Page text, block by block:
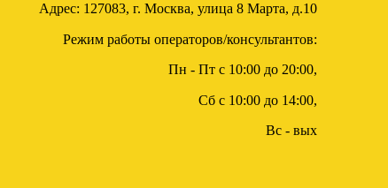
Адрес: 127083, г. Москва, улица 8 Марта, д.10
Режим работы операторов/консультантов:
Пн - Пт с 10:00 до 20:00,
Сб с 10:00 до 14:00,
Вс - вых